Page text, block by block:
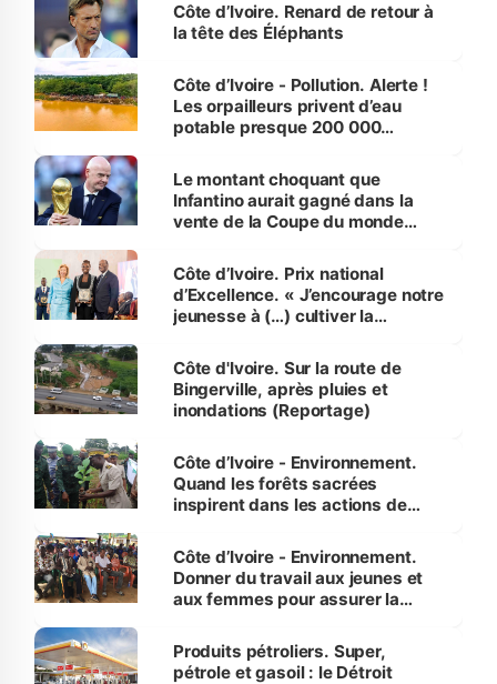
Côte d’Ivoire. Renard de retour à
la tête des Éléphants
Côte d’Ivoire - Pollution. Alerte !
Les orpailleurs privent d’eau
potable presque 200 000
Le montant choquant que
Infantino aurait gagné dans la
vente de la Coupe du monde
Côte d’Ivoire. Prix national
d’Excellence. « J’encourage notre
jeunesse à (…) cultiver la
(Alassane Ouattara
Côte d'Ivoire. Sur la route de
Bingerville, après pluies et
inondations (Reportage)
Côte d’Ivoire - Environnement.
Quand les forêts sacrées
inspirent dans les actions de
Côte d’Ivoire - Environnement.
Donner du travail aux jeunes et
aux femmes pour assurer la
menacées
Produits pétroliers. Super,
pétrole et gasoil : le Détroit